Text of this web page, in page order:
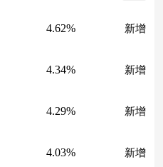
4.62% 新增
4.34% 新增
4.29% 新增
4.03% 新增